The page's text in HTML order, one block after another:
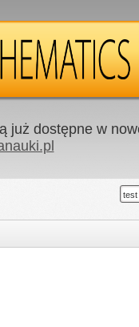
już dostępne w
test